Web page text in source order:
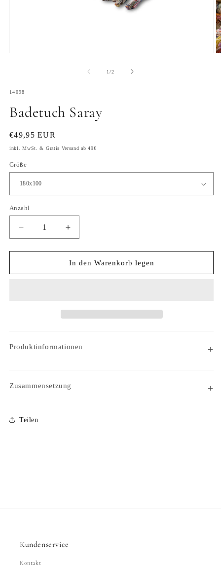
1/von
2
SKU:
14098
Badetuch Saray
Normaler
Preis
€49,95 EUR
inkl. MwSt. & Gratis Versand ab 49€
Größe
Anzahl
Anzahl
Verringere
die
Menge
Badetuch
Erhöhe
die
Menge
für
Badetuch
In den Warenkorb legen
Produktinformationen
Zusammensetzung
Teilen
Kundenservice
Kontakt